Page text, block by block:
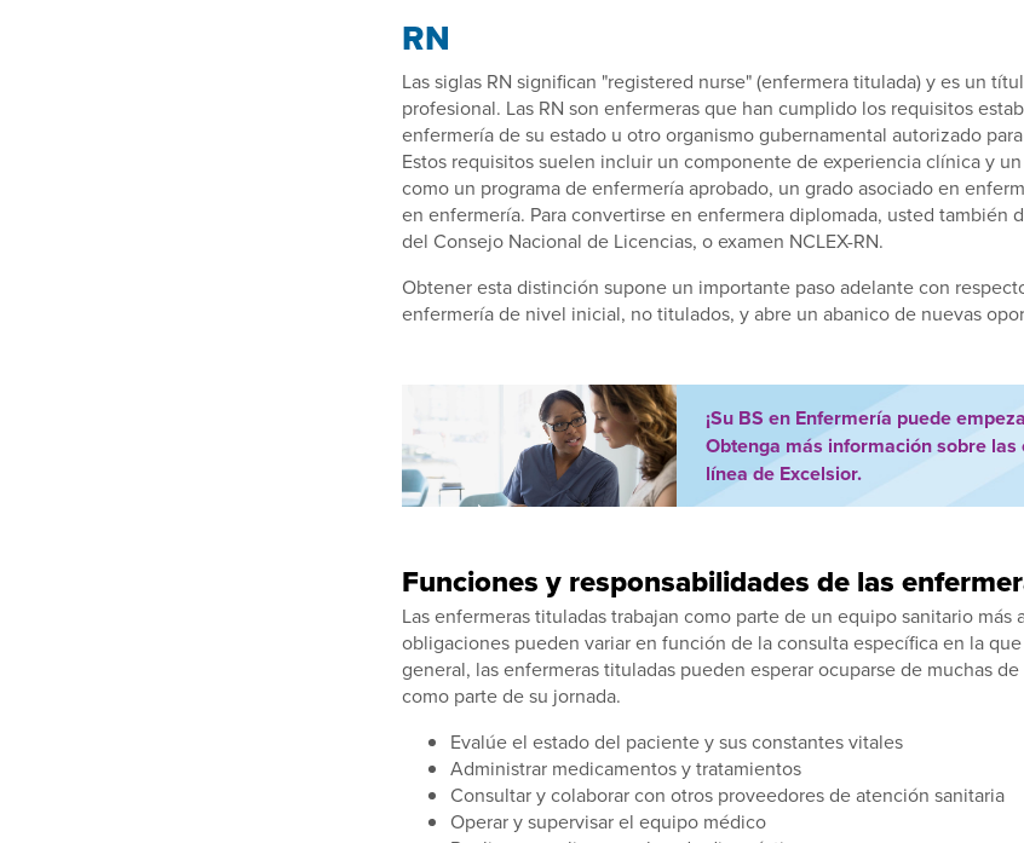
RN
Las siglas RN significan "registered nurse" (enfermera titulada) y es un
profesional. Las RN son enfermeras que han cumplido los requisitos
enfermería de su estado u otro organismo gubernamental autorizado
Estos requisitos suelen incluir un componente de experiencia clínica y
como un programa de enfermería aprobado, un grado asociado en
en enfermería. Para convertirse en enfermera diplomada, usted también
del Consejo Nacional de Licencias, o examen NCLEX-RN.
Obtener esta distinción supone un importante paso adelante con
enfermería de nivel inicial, no titulados, y abre un abanico de nuevas
¡Su BS en Enfermería puede
Obtenga más información sobre las
línea de Excelsior.
Funciones y responsabilidades de las
Las enfermeras tituladas trabajan como parte de un equipo sanitario más
obligaciones pueden variar en función de la consulta específica en la
general, las enfermeras tituladas pueden esperar ocuparse de muchas
como parte de su jornada.
Evalúe el estado del paciente y sus constantes vitales
Administrar medicamentos y tratamientos
Consultar y colaborar con otros proveedores de atención sanitaria
Operar y supervisar el equipo médico